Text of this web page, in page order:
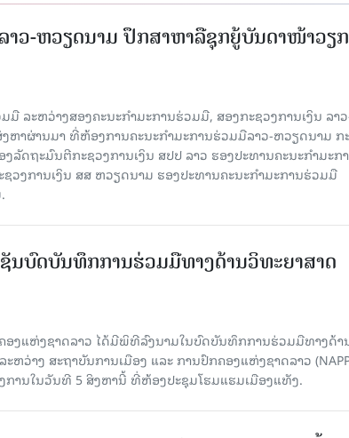
າວ-ຫວຽດນາມ ປຶກສາຫາລືຊຸກຍູ້ບັນດາໜ້າວຽກ
ລະຫວ່າງສອງຄະນະກໍາມະການຮ່ວມມື, ສອງກະຊວງການເງິນ ລາ
ຫາຜ່ານມາ ທີ່ຫ້ອງການຄະນະກໍາມະການຮ່ວມມືລາວ-ຫວຽດນາມ ກ
ລັດຖະມົນຕີກະຊວງການເງິນ ສປປ ລາວ ຮອງປະທານຄະນະກໍາມະກ
ວງການເງິນ ສສ ຫວຽດນາມ ຮອງປະທານຄະນະກໍາມະການຮ່ວມມື
ຊັນບົດບັນທຶກການຮ່ວມມືທາງດ້ານວິທະຍາສາດ
ອງແຫ່ງຊາດລາວ ໄດ້ມີພິທີລົງນາມໃນບົດບັນທຶກການຮ່ວມມືທາງດ້າ
ະຫວ່າງ ສະຖາບັນການເມືອງ ແລະ ການປົກຄອງແຫ່ງຊາດລາວ
ການໃນວັນທີ 5 ສິງຫານີ້ ທີ່ຫ້ອງປະຊຸມໂຮມແຮມເມືອງແທັງ.